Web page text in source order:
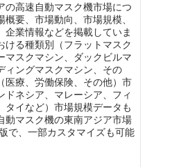
の高速自動マスク機市場につ
要、市場動向、市場規模、
企業情報などを掲載していま
ける種類別（フラットマスク
マスクマシン、ダックビルマ
ィングマスクマシン、その
医療、労働保険、その他）市
ドネシア、マレーシア、フィ
タイなど）市場規模データも
動マスク機の東南アジア市場
で、一部カスタマイズも可能